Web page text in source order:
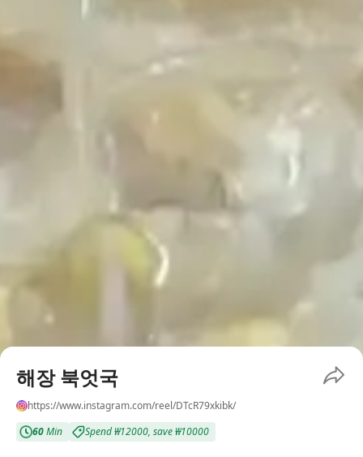
해장 북엇국
https://www.instagram.com/reel/DTcR79xkibk/
60Min Spend₩12000, save₩10000